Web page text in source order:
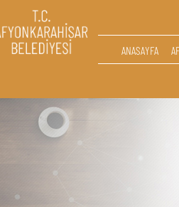
ANASAYFA